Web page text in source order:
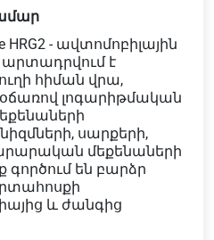
HRG2 - ավտոմոբիլային
արտադրվում է
հիման վրա,
լոգարիթմական
սարքերի,
մեքենաների
գործում են բարձր
և ժանգից